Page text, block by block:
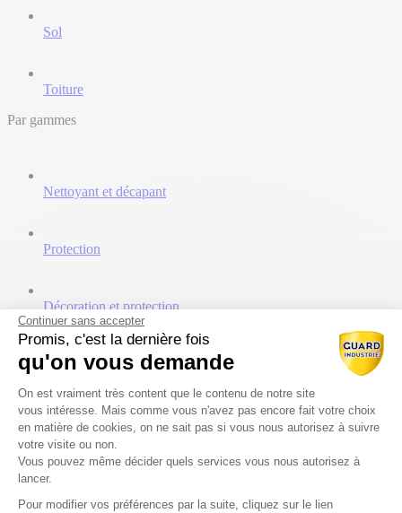
Sol
Toiture
Par gammes
Nettoyant et décapant
Protection
Décoration et protection
Traitement et minéralisation
Ressources
Catalogues
Documents techniques
Vidéos
Prescripteurs
Continuer sans accepter
Promis, c'est la dernière fois
qu'on vous demande
Plateforme de Gestion du
On est vraiment très content que le contenu de notre site
vous intéresse. Mais comme vous n'avez pas encore fait votre choix
en matière de cookies, on ne sait pas si vous nous autorisez à suivre
votre visite ou non.
Vous pouvez même décider quels services vous nous autorisez à
lancer.
Pour modifier vos préférences par la suite, cliquez sur le lien